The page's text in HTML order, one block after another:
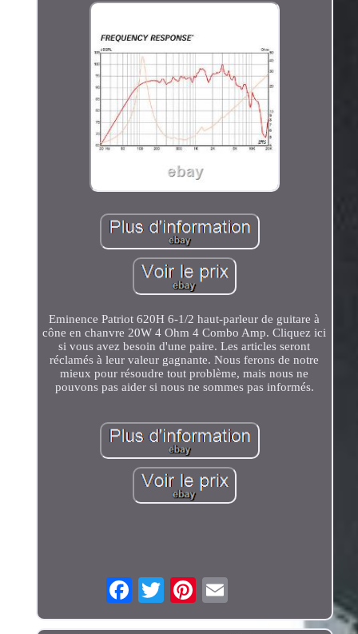
Eminence Patriot 620H 6-1/2 haut-parleur de guitare à
cône en chanvre 20W 4 Ohm 4 Combo Amp. Cliquez ici
si vous avez besoin d'une paire. Les articles seront
réclamés à leur valeur gagnante. Nous ferons de notre
mieux pour résoudre tout problème, mais nous ne
pouvons pas aider si nous ne sommes pas informés.